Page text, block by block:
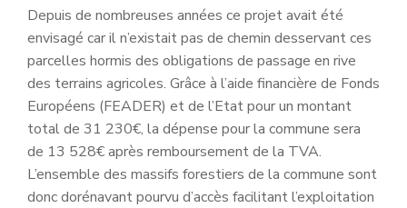
Depuis de nombreuses années ce projet avait été
envisagé car il n’existait pas de chemin desservant ces
parcelles hormis des obligations de passage en rive
des terrains agricoles. Grâce à l’aide financière de Fonds
Européens (FEADER) et de l’Etat pour un montant
total de 31 230€, la dépense pour la commune sera
de 13 528€ après remboursement de la TVA.
L’ensemble des massifs forestiers de la commune sont
donc dorénavant pourvu d’accès facilitant l’exploitation